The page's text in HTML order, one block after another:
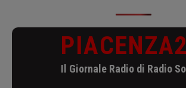
PIACENZA2
Il Giornale Radio di Radio